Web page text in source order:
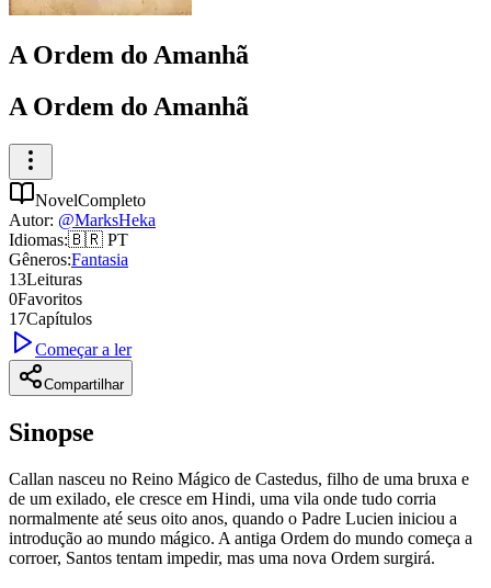
A Ordem do Amanhã
A Ordem do Amanhã
NovelCompleto
Autor: @MarksHeka
Idiomas:🇧🇷 PT
Gêneros:Fantasia
13Leituras
0Favoritos
17Capítulos
Começar a ler
Compartilhar
Sinopse
Callan nasceu no Reino Mágico de Castedus, filho de uma bruxa e
de um exilado, ele cresce em Hindi, uma vila onde tudo corria
normalmente até seus oito anos, quando o Padre Lucien iniciou a
introdução ao mundo mágico. A antiga Ordem do mundo começa a
corroer, Santos tentam impedir, mas uma nova Ordem surgirá.